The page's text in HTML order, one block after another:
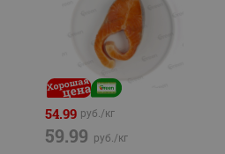
54.99 руб./кг
59.99 руб./кг